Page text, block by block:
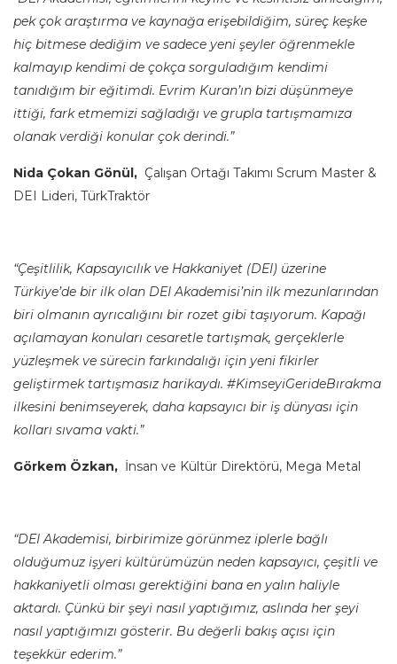
pek çok araştırma ve kaynağa erişebildiğim, süreç keşke
hiç bitmese dediğim ve sadece yeni şeyler öğrenmekle
kalmayıp kendimi de çokça sorguladığım kendimi
tanıdığım bir eğitimdi. Evrim Kuran’ın bizi düşünmeye
ittiği, fark etmemizi sağladığı ve grupla tartışmamıza
olanak verdiği konular çok derindi.”
Nida Çokan Gönül, Çalışan Ortağı Takımı Scrum Master &
DEI Lideri, TürkTraktör
“Çeşitlilik, Kapsayıcılık ve Hakkaniyet (DEI) üzerine
Türkiye’de bir ilk olan DEI Akademisi’nin ilk mezunlarından
biri olmanın ayrıcalığını bir rozet gibi taşıyorum. Kapağı
açılamayan konuları cesaretle tartışmak, gerçeklerle
yüzleşmek ve sürecin farkındalığı için yeni fikirler
geliştirmek tartışmasız harikaydı. #KimseyiGerideBırakma
ilkesini benimseyerek, daha kapsayıcı bir iş dünyası için
kolları sıvama vakti.”
Görkem Özkan, İnsan ve Kültür Direktörü, Mega Metal
“DEI Akademisi, birbirimize görünmez iplerle bağlı
olduğumuz işyeri kültürümüzün neden kapsayıcı, çeşitli ve
hakkaniyetli olması gerektiğini bana en yalın haliyle
aktardı. Çünkü bir şeyi nasıl yaptığımız, aslında her şeyi
nasıl yaptığımızı gösterir. Bu değerli bakış açısı için
teşekkür ederim.”